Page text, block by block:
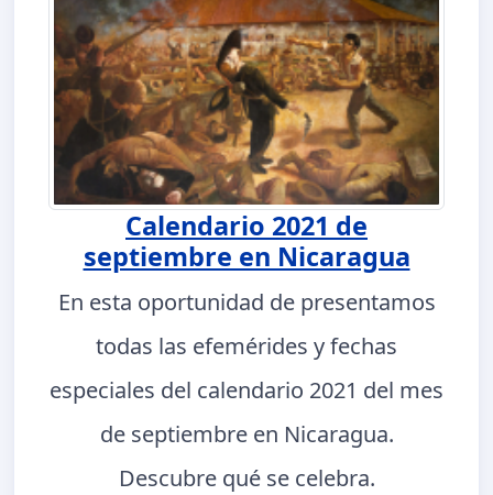
Calendario 2021 de
septiembre en Nicaragua
En esta oportunidad de presentamos
todas las efemérides y fechas
especiales del calendario 2021 del mes
de septiembre en Nicaragua.
Descubre qué se celebra.